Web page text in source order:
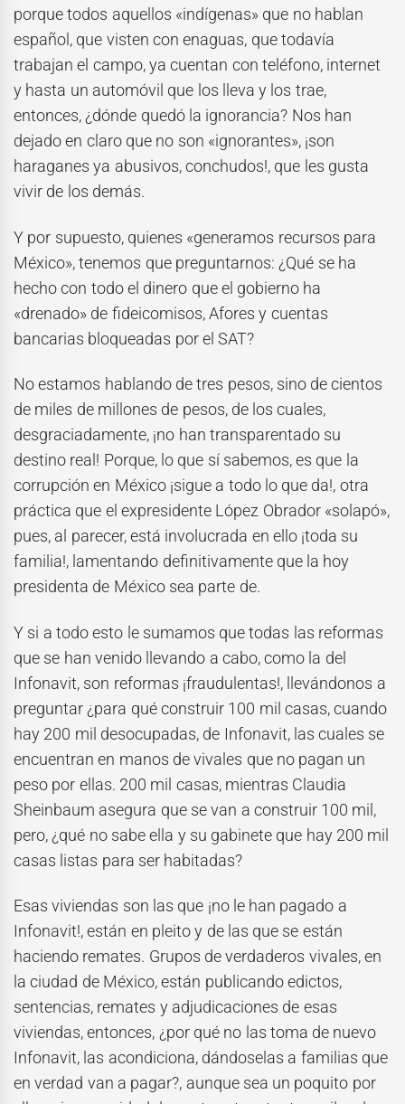
porque todos aquellos «indígenas» que no hablan
español, que visten con enaguas, que todavía
trabajan el campo, ya cuentan con teléfono, internet
y hasta un automóvil que los lleva y los trae,
entonces, ¿dónde quedó la ignorancia? Nos han
dejado en claro que no son «ignorantes», ¡son
haraganes ya abusivos, conchudos!, que les gusta
vivir de los demás.
Y por supuesto, quienes «generamos recursos para
México», tenemos que preguntarnos: ¿Qué se ha
hecho con todo el dinero que el gobierno ha
«drenado» de fideicomisos, Afores y cuentas
bancarias bloqueadas por el SAT?
No estamos hablando de tres pesos, sino de cientos
de miles de millones de pesos, de los cuales,
desgraciadamente, ¡no han transparentado su
destino real! Porque, lo que sí sabemos, es que la
corrupción en México ¡sigue a todo lo que da!, otra
práctica que el expresidente López Obrador «solapó»,
pues, al parecer, está involucrada en ello ¡toda su
familia!, lamentando definitivamente que la hoy
presidenta de México sea parte de.
Y si a todo esto le sumamos que todas las reformas
que se han venido llevando a cabo, como la del
Infonavit, son reformas ¡fraudulentas!, llevándonos a
preguntar ¿para qué construir 100 mil casas, cuando
hay 200 mil desocupadas, de Infonavit, las cuales se
encuentran en manos de vivales que no pagan un
peso por ellas. 200 mil casas, mientras Claudia
Sheinbaum asegura que se van a construir 100 mil,
pero, ¿qué no sabe ella y su gabinete que hay 200 mil
casas listas para ser habitadas?
Esas viviendas son las que ¡no le han pagado a
Infonavit!, están en pleito y de las que se están
haciendo remates. Grupos de verdaderos vivales, en
la ciudad de México, están publicando edictos,
sentencias, remates y adjudicaciones de esas
viviendas, entonces, ¿por qué no las toma de nuevo
Infonavit, las acondiciona, dándoselas a familias que
en verdad van a pagar?, aunque sea un poquito por